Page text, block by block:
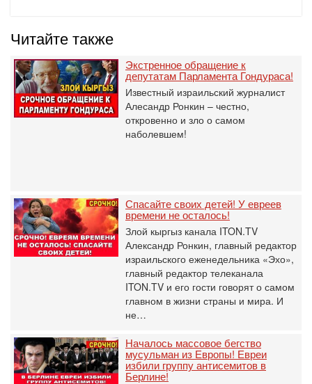
Читайте также
Экстренное обращение к
депутатам Парламента Гондураса!
Известный израильский журналист
Алесандр Ронкин – честно,
откровенно и зло о самом
наболевшем!
Спасайте своих детей! У евреев
времени не осталось!
Злой кыргыз канала ITON.TV
Александр Ронкин, главный редактор
израильского еженедельника «Эхо»,
главный редактор телеканала
ITON.TV и его гости говорят о самом
главном в жизни страны и мира. И
не…
Началось массовое бегство
мусульман из Европы! Евреи
избили группу антисемитов в
Берлине!